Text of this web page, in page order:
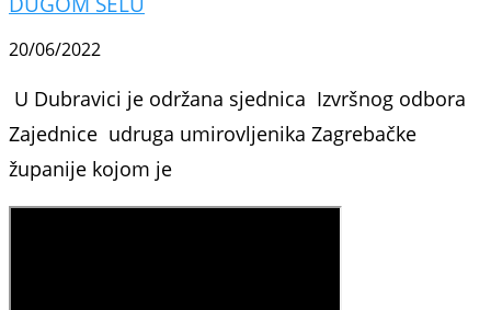
20/06/2022
U Dubravici je održana sjednica Izvršnog odbora
Zajednice udruga umirovljenika Zagrebačke
županije kojom je